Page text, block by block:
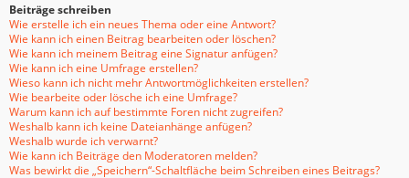
Beiträge schreiben
Wie erstelle ich ein neues Thema oder eine Antwort?
Wie kann ich einen Beitrag bearbeiten oder löschen?
Wie kann ich meinem Beitrag eine Signatur anfügen?
Wie kann ich eine Umfrage erstellen?
Wieso kann ich nicht mehr Antwortmöglichkeiten erstellen?
Wie bearbeite oder lösche ich eine Umfrage?
Warum kann ich auf bestimmte Foren nicht zugreifen?
Weshalb kann ich keine Dateianhänge anfügen?
Weshalb wurde ich verwarnt?
Wie kann ich Beiträge den Moderatoren melden?
Was bewirkt die „Speichern“-Schaltfläche beim Schreiben eines Beitrags?